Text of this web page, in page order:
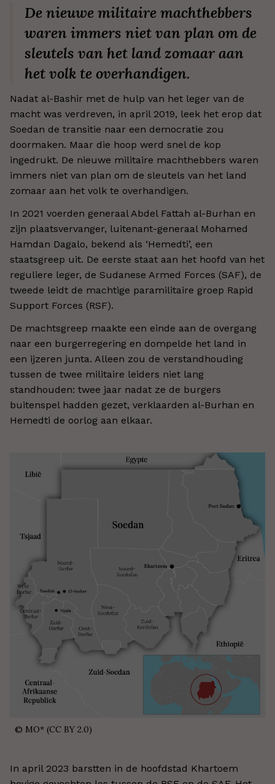
De nieuwe militaire machthebbers
waren immers niet van plan om de
sleutels van het land zomaar aan
het volk te overhandigen.
Nadat al-Bashir met de hulp van het leger van de
macht was verdreven, in april 2019, leek het erop dat
Soedan de transitie naar een democratie zou
doormaken. Maar die hoop werd snel de kop
ingedrukt. De nieuwe militaire machthebbers waren
immers niet van plan om de sleutels van het land
zomaar aan het volk te overhandigen.
In 2021 voerden generaal Abdel Fattah al-Burhan en
zijn plaatsvervanger, luitenant-generaal Mohamed
Hamdan Dagalo, bekend als ‘Hemedti’, een
staatsgreep uit. De eerste staat aan het hoofd van het
reguliere leger, de Sudanese Armed Forces (SAF), de
tweede leidt de machtige paramilitaire groep Rapid
Support Forces (RSF).
De machtsgreep maakte een einde aan de overgang
naar een burgerregering en dompelde het land in
een ijzeren junta. Alleen zou de verstandhouding
tussen de twee militaire leiders niet lang
standhouden: twee jaar nadat ze de burgers
buitenspel hadden gezet, verklaarden al-Burhan en
Hemedti de oorlog aan elkaar.
© MO* (CC BY 2.0)
In april 2023 barstten in de hoofdstad Khartoem